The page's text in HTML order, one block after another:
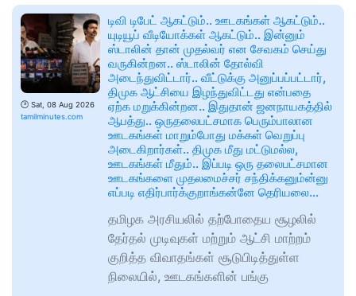
🕑 Sat, 08 Aug 2026
tamilminutes.com
டிவி டிபேட் ஆகட்டும்.. ஊடகங்கள் ஆகட்டும்..
யுடியூப் வீடியோக்கள் ஆகட்டும்.. இன்னும்
ஸ்டாலின் தான் முதல்வர் என சேவகம் செய்து
வருகின்றன.. ஸ்டாலின் தோல்வி
அடைந்துவிட்டார்.. வீட்டுக்கு அனுப்பப்பட்டார்,
திமுக ஆட்சியை இழந்துவிட்டது என்பதை
ஏற்க மறுக்கின்றன.. இதுதான் ஜனநாயகத்தில்
ஆபத்து.. ஒருதலைபட்சமாக பெரும்பாலான
ஊடகங்கள் மாறும்போது மக்கள் வெறுப்பு
அடைகிறார்கள்.. திமுக மீது மட்டுமல்ல,
ஊடகங்கள் மீதும்.. இப்படி ஒரு தலைபட்சமான
ஊடகங்களை முதலமைச்சர் சந்திக்கனும்ன்னு
எப்படி எதிர்பார்க்குறாங்கன்னே தெரியலை…
தமிழக அரசியலில் தற்போதைய சூழலில்
தேர்தல் முடிவுகள் மற்றும் ஆட்சி மாற்றம்
குறித்த விவாதங்கள் சூடுபிடித்துள்ள
நிலையில், ஊடகங்களின் பங்கு